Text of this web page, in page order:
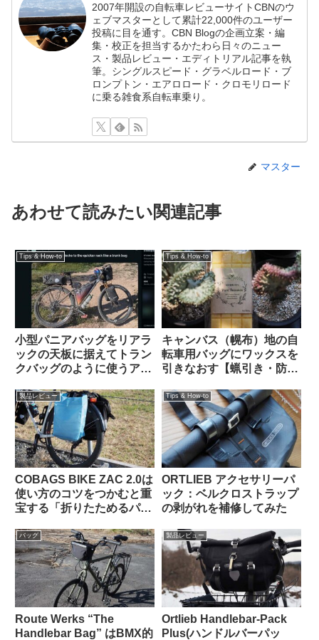
2007年開設の自転車レビューサイトCBNのウ
ェブマスターとして累計22,000件のユーザー
投稿に目を通す。CBN Blogの企画立案・編
集・校正を担当するかたわら日々のニュー
ス・製品レビュー・エディトリアル記事を執
筆。シングルスピード・グラベルロード・ブ
ロンプトン・エアロロード・クロモリロード
に乗る雑食系自転車乗り。
マスター
あわせて読みたい関連記事
Tips & How-to
小型パニアバッグをリアラ
ックの天板に据えてトラン
クバッグのように使うアイ
ら）Ortlieb Gravel-Pack /
Quick-Rack
Tips & How-to
キャンバス（幌布）地の自
転車用バッグにワックスを
引きなおす【蝋引き・防水
製品レビュー
COBAGS BIKE ZAC 2.0は
使い方のコツをつかむと重
宝する「折りたためるパニ
ャンプ・輪行でも】
Tips & How-to
ORTLIEB アクセサリーパ
ック：ベルクロストラップ
の剥がれを補修してみた
バッグ
Route Werks “The
Handlebar Bag” はBMX的
製品レビュー
Ortlieb Handlebar-Pack
Plus(ハンドルバーパッ